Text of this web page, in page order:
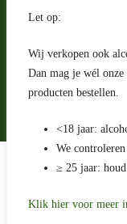
Let op:
Wij verkopen ook
Dan mag je wél
producten bestellen.
<18 jaar:
We
≥ 25 jaar:
Klik hier voor meer
Herroepingsrecht
Bij bezorging van